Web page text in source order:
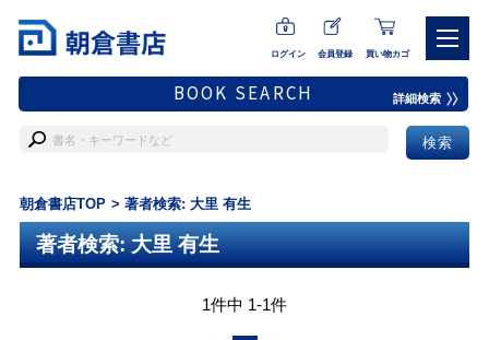
ログイン 会員登録 買い物カゴ
BOOK SEARCH 詳細検索
朝倉書店TOP 著者検索: 大里 有生
著者検索: 大里 有生
1件中 1-1件